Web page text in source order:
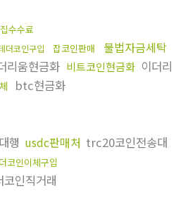
수수료
더코인구입 잡코인판매 불법자금세탁
리움현금화 비트코인현금화 이더리
btc현금화
행 usdc판매처 trc20코인전송대
코인이체구입
코인직거래